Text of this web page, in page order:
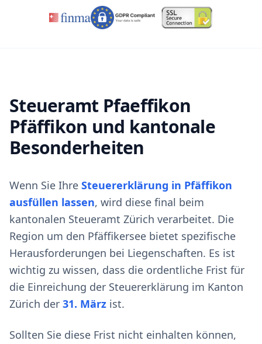
Steueramt Pfaeffikon
Pfäffikon und kantonale
Besonderheiten
Wenn Sie Ihre Steuererklärung in Pfäffikon
ausfüllen lassen, wird diese final beim
kantonalen Steueramt Zürich verarbeitet. Die
Region um den Pfäffikersee bietet spezifische
Herausforderungen bei Liegenschaften. Es ist
wichtig zu wissen, dass die ordentliche Frist für
die Einreichung der Steuererklärung im Kanton
Zürich der 31. März ist.
Sollten Sie diese Frist nicht einhalten können,